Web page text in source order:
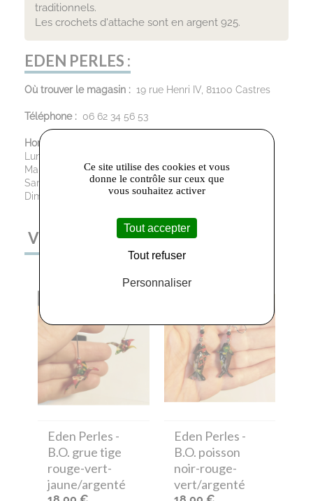
traditionnels.
Les crochets d'attache sont en argent 925.
EDEN PERLES :
Où trouver le magasin : 19 rue Henri IV, 81100 Castres
Téléphone : 06 62 34 56 53
Horaires d’ouverture :
Lundi: 14h00 - 17h00
Mardi au Vendredi : 09h30 - 12h00 / 13h30 - 19h00
Samedi: 09h30 - 12h00 / 13h30 - 18h30
Dimanche : Fermé
VOUS AIMEREZ AUSSI
Eden Perles -
B.O. grue tige
rouge-vert-
jaune/argenté
Eden Perles -
B.O. poisson
noir-rouge-
vert/argenté
Ce site utilise des cookies et vous
donne le contrôle sur ceux que
vous souhaitez activer
Tout accepter
Tout refuser
Personnaliser